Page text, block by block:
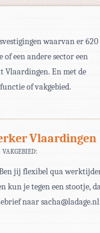
waarvan er
een andere sector een
Vlaardingen. En met de
of vakgebied.
Vlaardingen
VAKGEBIED:
jij flexibel qua
kun je tegen een stootje,
naar